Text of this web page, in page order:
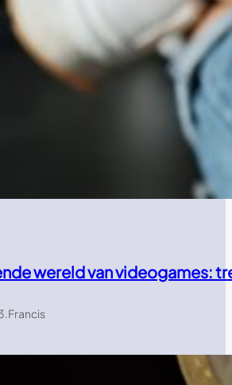
wereld van videogames:
.Francis